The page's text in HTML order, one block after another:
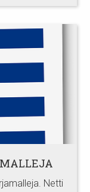
Netti